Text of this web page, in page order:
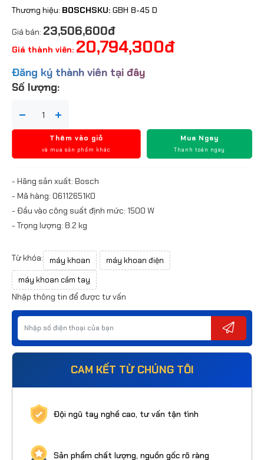
Thương hiệu: BOSCHSKU: GBH 8-45 D
Giá bán: 23,506,600đ
Giá thành viên: 20,794,300đ
Đăng ký thành viên tại đây
Số lượng:
Thêm vào giỏ
và mua sản phẩm khác
Mua Ngay
Thanh toán ngay
- Hãng sản xuất: Bosch
- Mã hàng: 06112651K0
- Đầu vào công suất định mức: 1500 W
- Trọng lượng: 8.2 kg
Từ khóa: máy khoan
máy khoan điện
máy khoan cầm tay
Nhập thông tin để được tư vấn
CAM KẾT TỪ CHÚNG TÔI
Đội ngũ tay nghề cao, tư vấn tận tình
Sản phẩm chất lượng, nguồn gốc rõ ràng